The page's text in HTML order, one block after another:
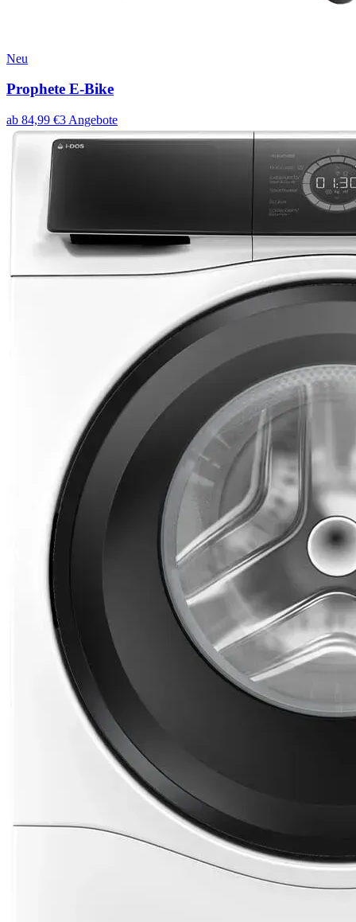
Neu
Prophete E-Bike
ab 84,99 €3 Angebote